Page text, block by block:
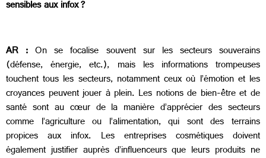
sensibles aux infox ?
AR : On se focalise souvent sur les secteurs souverains
(défense, énergie, etc.), mais les informations trompeuses
touchent tous les secteurs, notamment ceux où l’émotion et les
croyances peuvent jouer à plein. Les notions de bien-être et de
santé sont au cœur de la manière d’apprécier des secteurs
comme l’agriculture ou l’alimentation, qui sont des terrains
propices aux infox. Les entreprises cosmétiques doivent
également justifier auprès d’influenceurs que leurs produits ne